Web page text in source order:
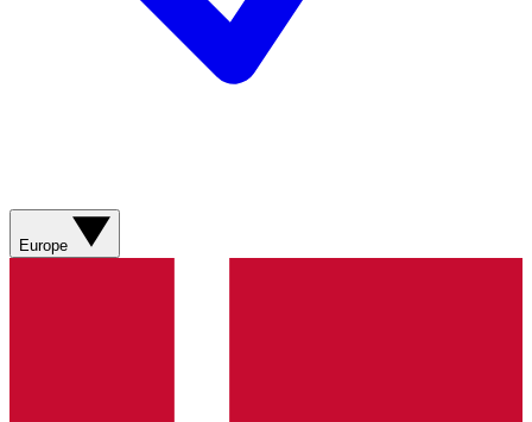
Europe